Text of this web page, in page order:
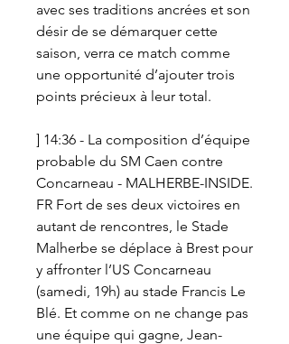
avec ses traditions ancrées et son
désir de se démarquer cette
saison, verra ce match comme
une opportunité d’ajouter trois
points précieux à leur total.
] 14:36 - La composition d’équipe
probable du SM Caen contre
Concarneau - MALHERBE-INSIDE.
FR Fort de ses deux victoires en
autant de rencontres, le Stade
Malherbe se déplace à Brest pour
y affronter l’US Concarneau
(samedi, 19h) au stade Francis Le
Blé. Et comme on ne change pas
une équipe qui gagne, Jean-